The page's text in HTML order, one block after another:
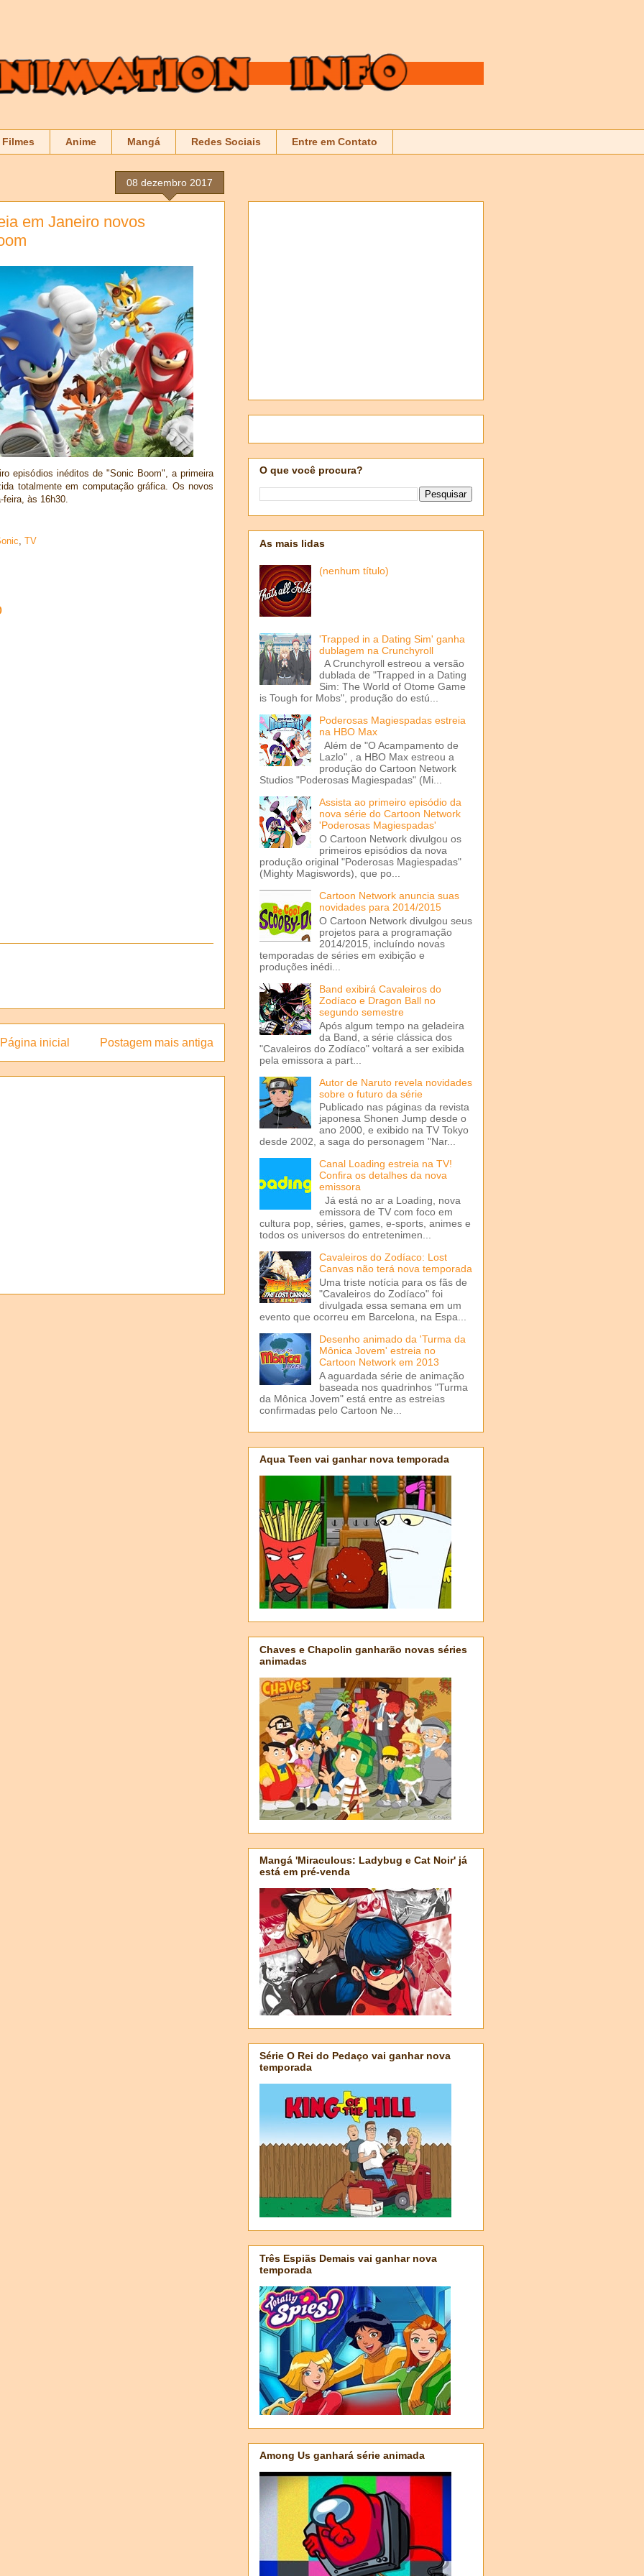
Filmes Anime Mangá Redes Sociais Entre em Contato
08 dezembro 2017
em Janeiro novos
episódios inéditos de "Sonic Boom", a primeira
totalmente em computação gráfica. Os novos
às 16h30.
, TV
Postagem mais antiga
Página inicial
O que você procura?
As mais lidas
(nenhum título)
'Trapped in a Dating Sim' ganha
dublagem na Crunchyroll
A Crunchyroll estreou a versão
dublada de "Trapped in a Dating
Sim: The World of Otome Game
is Tough for Mobs", produção do estú...
Poderosas Magiespadas estreia
na HBO Max
Além de "O Acampamento de
Lazlo" , a HBO Max estreou a
produção do Cartoon Network
Studios "Poderosas Magiespadas" (Mi...
Assista ao primeiro episódio da
nova série do Cartoon Network
'Poderosas Magiespadas'
O Cartoon Network divulgou os
primeiros episódios da nova
produção original "Poderosas Magiespadas"
(Mighty Magiswords), que po...
Cartoon Network anuncia suas
novidades para 2014/2015
O Cartoon Network divulgou seus
projetos para a programação
2014/2015, incluíndo novas
temporadas de séries em exibição e
produções inédi...
Band exibirá Cavaleiros do
Zodíaco e Dragon Ball no
segundo semestre
Após algum tempo na geladeira
da Band, a série clássica dos
"Cavaleiros do Zodíaco" voltará a ser exibida
pela emissora a part...
Autor de Naruto revela novidades
sobre o futuro da série
Publicado nas páginas da revista
japonesa Shonen Jump desde o
ano 2000, e exibido na TV Tokyo
desde 2002, a saga do personagem "Nar...
Canal Loading estreia na TV!
Confira os detalhes da nova
emissora
Já está no ar a Loading, nova
emissora de TV com foco em
cultura pop, séries, games, e-sports, animes e
todos os universos do entretenimen...
Cavaleiros do Zodíaco: Lost
Canvas não terá nova temporada
Uma triste notícia para os fãs de
"Cavaleiros do Zodíaco" foi
divulgada essa semana em um
evento que ocorreu em Barcelona, na Espa...
Desenho animado da 'Turma da
Mônica Jovem' estreia no
Cartoon Network em 2013
A aguardada série de animação
baseada nos quadrinhos "Turma
da Mônica Jovem" está entre as estreias
confirmadas pelo Cartoon Ne...
Aqua Teen vai ganhar nova temporada
Chaves e Chapolin ganharão novas séries
animadas
Mangá 'Miraculous: Ladybug e Cat Noir' já
está em pré-venda
Série O Rei do Pedaço vai ganhar nova
temporada
Três Espiãs Demais vai ganhar nova
temporada
Among Us ganhará série animada